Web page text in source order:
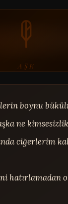
AŞK
boynu
ne
ciğerlerim
hatırlamadan